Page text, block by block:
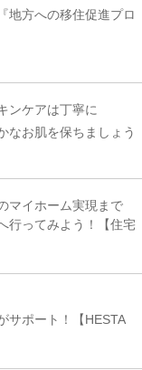
地方への移住促進プロ
ンケアは丁寧に
なお肌を保ちましょう
マイホーム実現まで
行ってみよう！【住宅
サポート！【HESTA